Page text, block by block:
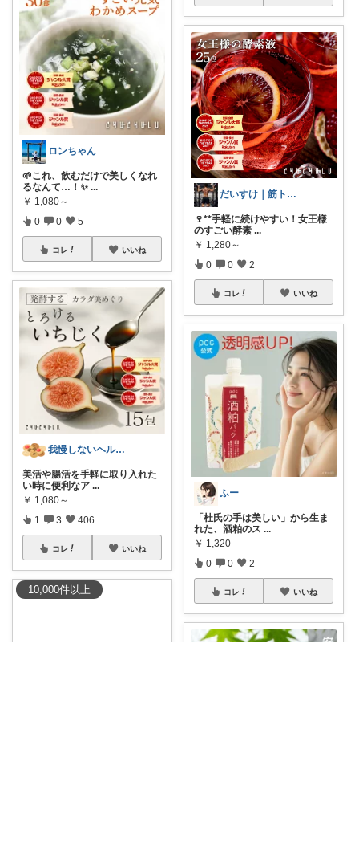
10,000件以上
ロンちゃん
🌱これ、飲むだけで美しくなれ
るなんて…！✨ ...
￥ 1,080～
0 0 5
コレ いいね
我慢しないヘルシー生活｜時短×健康ごはん
美活や腸活を手軽に取り入れた
い時に便利なア ...
￥ 1,080～
1 3 406
コレ いいね
だいすけ｜筋トレ×健康食✕バイクROOM
🍷**手軽に続けやすい！女王様
のすごい酵素 ...
￥ 1,280～
0 0 2
コレ いいね
ふー
「杜氏の手は美しい」から生ま
れた、酒粕のス ...
￥ 1,320
0 0 2
コレ いいね